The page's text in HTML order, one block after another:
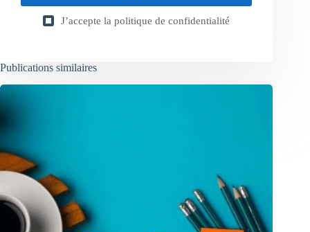
J’accepte la politique de confidentialité
Publications similaires